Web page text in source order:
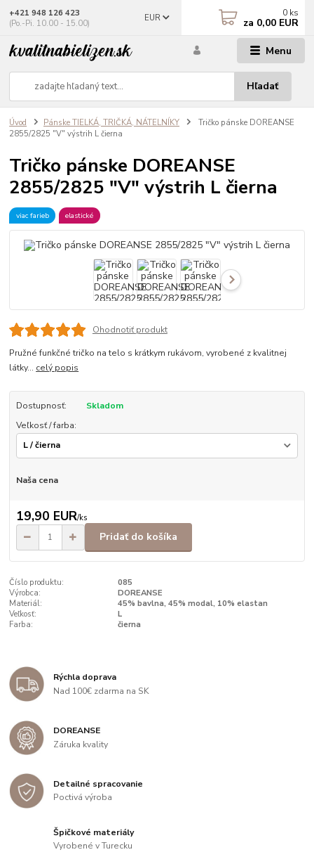
Menu
EUR
Hľadať
+421 948 126 423
(Po.-Pi. 10.00 - 15.00)
0 ks
za 0,00 EUR
Úvod Pánske TIELKÁ, TRIČKÁ, NÁTELNÍKY
Tričko pánske DOREANSE
2855/2825 "V" výstrih L čierna
Tričko pánske DOREANSE
2855/2825 "V" výstrih L čierna
viac farieb elastické
Ohodnotiť produkt
Pružné funkčné tričko na telo s krátkym rukávom, vyrobené z kvalitnej
látky... celý popis
Dostupnosť:
Skladom
Veľkosť / farba:
Naša cena
19,90 EUR/ks
Pridať do košíka
Číslo produktu:
085
Výrobca:
DOREANSE
Materiál:
45% bavlna, 45% modal, 10% elastan
Veľkosť:
L
Farba:
čierna
Rýchla doprava
Nad 100€ zdarma na SK
DOREANSE
Záruka kvality
Detailné spracovanie
Poctivá výroba
Špičkové materiály
Vyrobené v Turecku